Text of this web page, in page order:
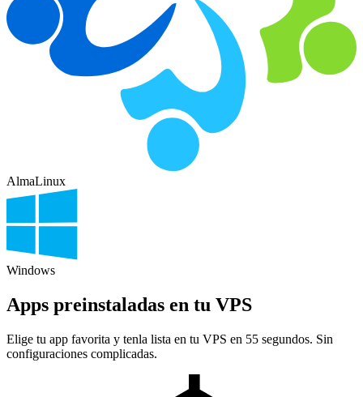
AlmaLinux
Windows
Apps preinstaladas en tu VPS
Elige tu app favorita y tenla lista en tu VPS en 55 segundos. Sin
configuraciones complicadas.